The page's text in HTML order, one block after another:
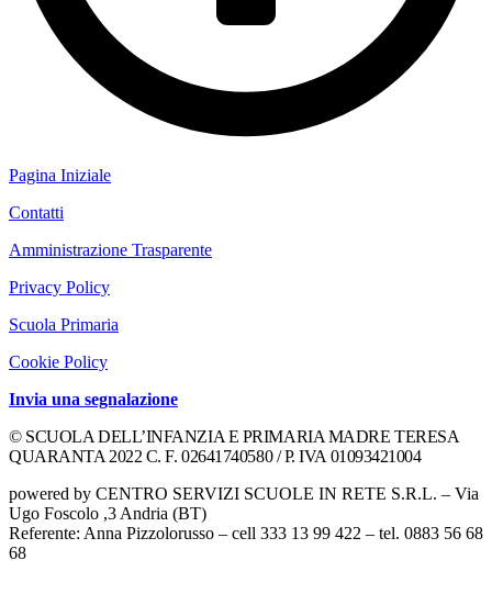
Pagina Iniziale
Contatti
Amministrazione Trasparente
Privacy Policy
Scuola Primaria
Cookie Policy
Invia una segnalazione
© SCUOLA DELL’INFANZIA E PRIMARIA MADRE TERESA
QUARANTA 2022 C. F. 02641740580 / P. IVA 01093421004
powered by CENTRO SERVIZI SCUOLE IN RETE S.R.L. – Via
Ugo Foscolo ,3 Andria (BT)
Referente: Anna Pizzolorusso – cell 333 13 99 422 – tel. 0883 56 68
68